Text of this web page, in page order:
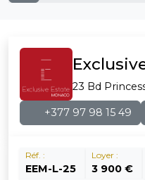
23 Bd
+377 97 98 15 49
Réf. :
EEM-L-25
Loyer :
3 900 €